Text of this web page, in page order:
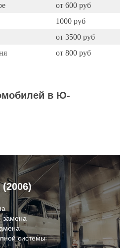
от 600 руб
1000 руб
от 3500 руб
от 800 руб
в Ю-
замена
системы